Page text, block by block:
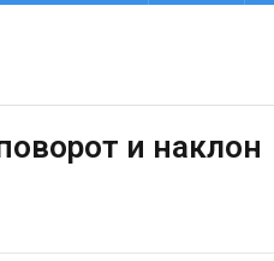
и наклон